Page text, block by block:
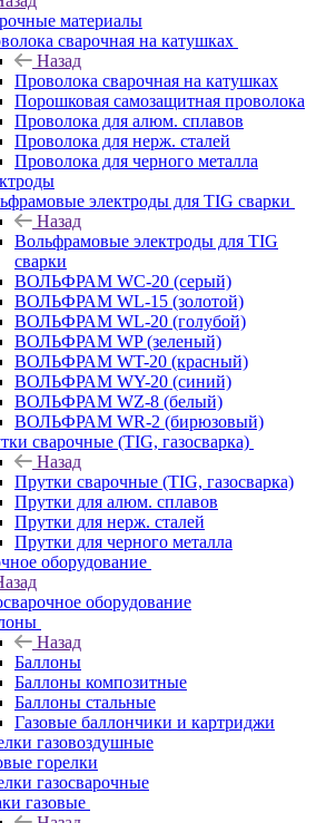
материалы
сварочная на катушках
Назад
Проволока сварочная на катушках
Порошковая самозащитная проволока
Проволока для алюм. сплавов
Проволока для нерж. сталей
Проволока для черного металла
электроды для TIG сварки
Назад
Вольфрамовые электроды для TIG
сварки
ВОЛЬФРАМ WC-20 (серый)
ВОЛЬФРАМ WL-15 (золотой)
ВОЛЬФРАМ WL-20 (голубой)
ВОЛЬФРАМ WP (зеленый)
ВОЛЬФРАМ WT-20 (красный)
ВОЛЬФРАМ WY-20 (синий)
ВОЛЬФРАМ WZ-8 (белый)
ВОЛЬФРАМ WR-2 (бирюзовый)
сварочные (TIG, газосварка)
Назад
Прутки сварочные (TIG, газосварка)
Прутки для алюм. сплавов
Прутки для нерж. сталей
Прутки для черного металла
оборудование
оборудование
Назад
Баллоны
Баллоны композитные
Баллоны стальные
Газовые баллончики и картриджи
газовоздушные
горелки
газосварочные
газовые